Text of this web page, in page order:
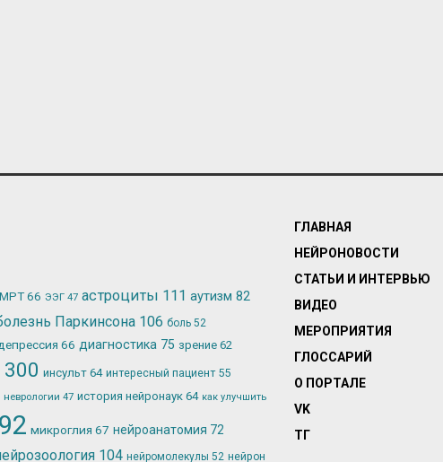
МРТ66 ЭЭГ 47 астроциты 111 аутизм 82
Паркинсона 106 боль 52
66 диагностика 75 зрение 62
300 инсульт 64 интересный пациент 55
неврологии 47 история нейронаук 64 как улучшить
микроглия 67 нейроанатомия 72
104 нейромолекулы 52 нейрон
ГЛАВНАЯ
НЕЙРОНОВОСТИ
СТАТЬИ И ИНТЕРВЬЮ
ВИДЕО
МЕРОПРИЯТИЯ
ГЛОССАРИЙ
О ПОРТАЛЕ
VK
ТГ